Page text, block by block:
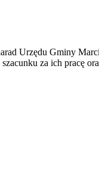
Urzędu Gminy
za ich pracę